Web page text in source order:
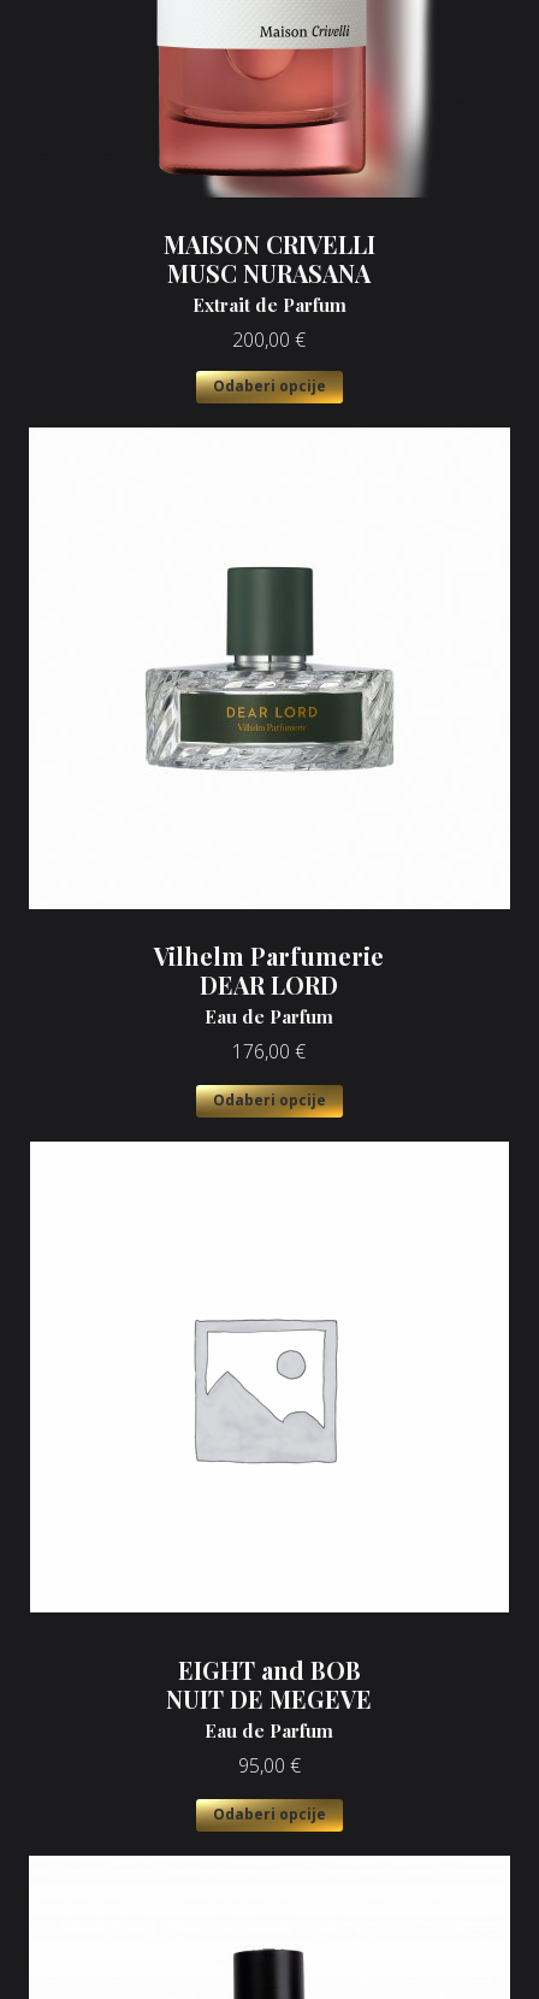
MAISON CRIVELLI
MUSC NURASANA
Extrait de Parfum
200,00 €
Odaberi opcije
Vilhelm Parfumerie
DEAR LORD
Eau de Parfum
176,00 €
Odaberi opcije
EIGHT and BOB
NUIT DE MEGEVE
Eau de Parfum
95,00 €
Odaberi opcije